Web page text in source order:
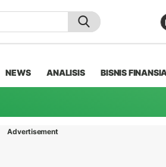
NEWS ANALISIS BISNIS
Advertisement